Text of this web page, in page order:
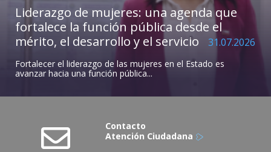
Liderazgo de mujeres: una agenda que
fortalece la función pública desde el
mérito, el desarrollo y el servicio
31.07.2026
Fortalecer el liderazgo de las mujeres en el Estado es
avanzar hacia una función pública...
Contacto
Atención Ciudadana